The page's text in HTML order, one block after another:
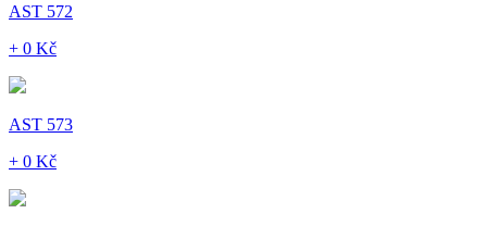
AST 572
+ 0 Kč
AST 573
+ 0 Kč